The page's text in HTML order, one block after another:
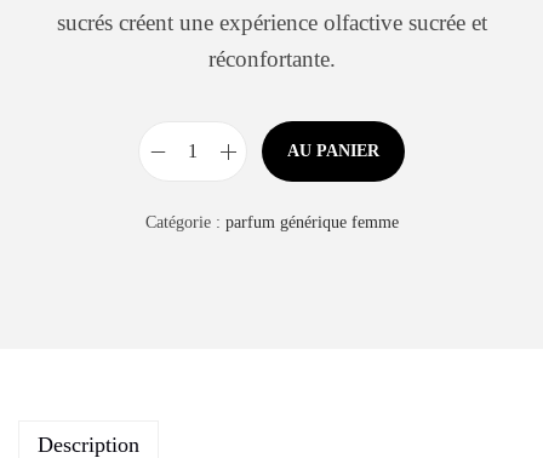
sucrés créent une expérience olfactive sucrée et
réconfortante.
AU PANIER
Catégorie : parfum générique femme
Description